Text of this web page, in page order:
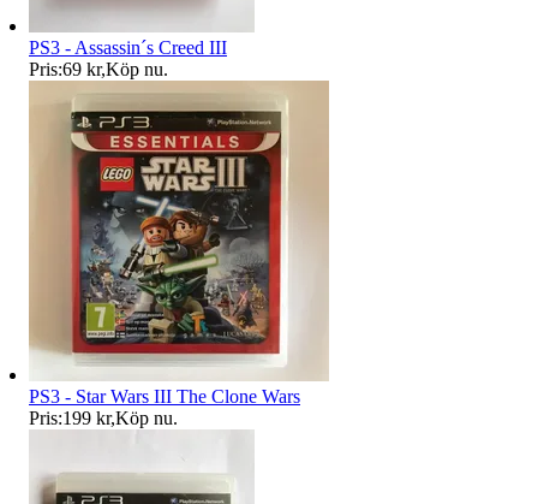
PS3 - Assassin´s Creed III
Pris:69 kr,Köp nu.
PS3 - Star Wars III The Clone Wars
Pris:199 kr,Köp nu.